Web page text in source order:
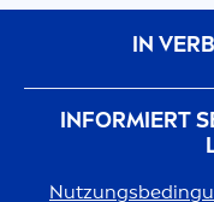
bestellen – Haken
Wiederkommen
INFORMIERT
IN